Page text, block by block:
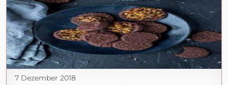
7 Dezember 2018